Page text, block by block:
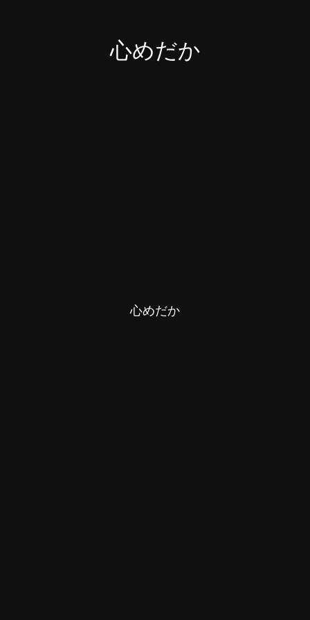
心めだか
心めだか